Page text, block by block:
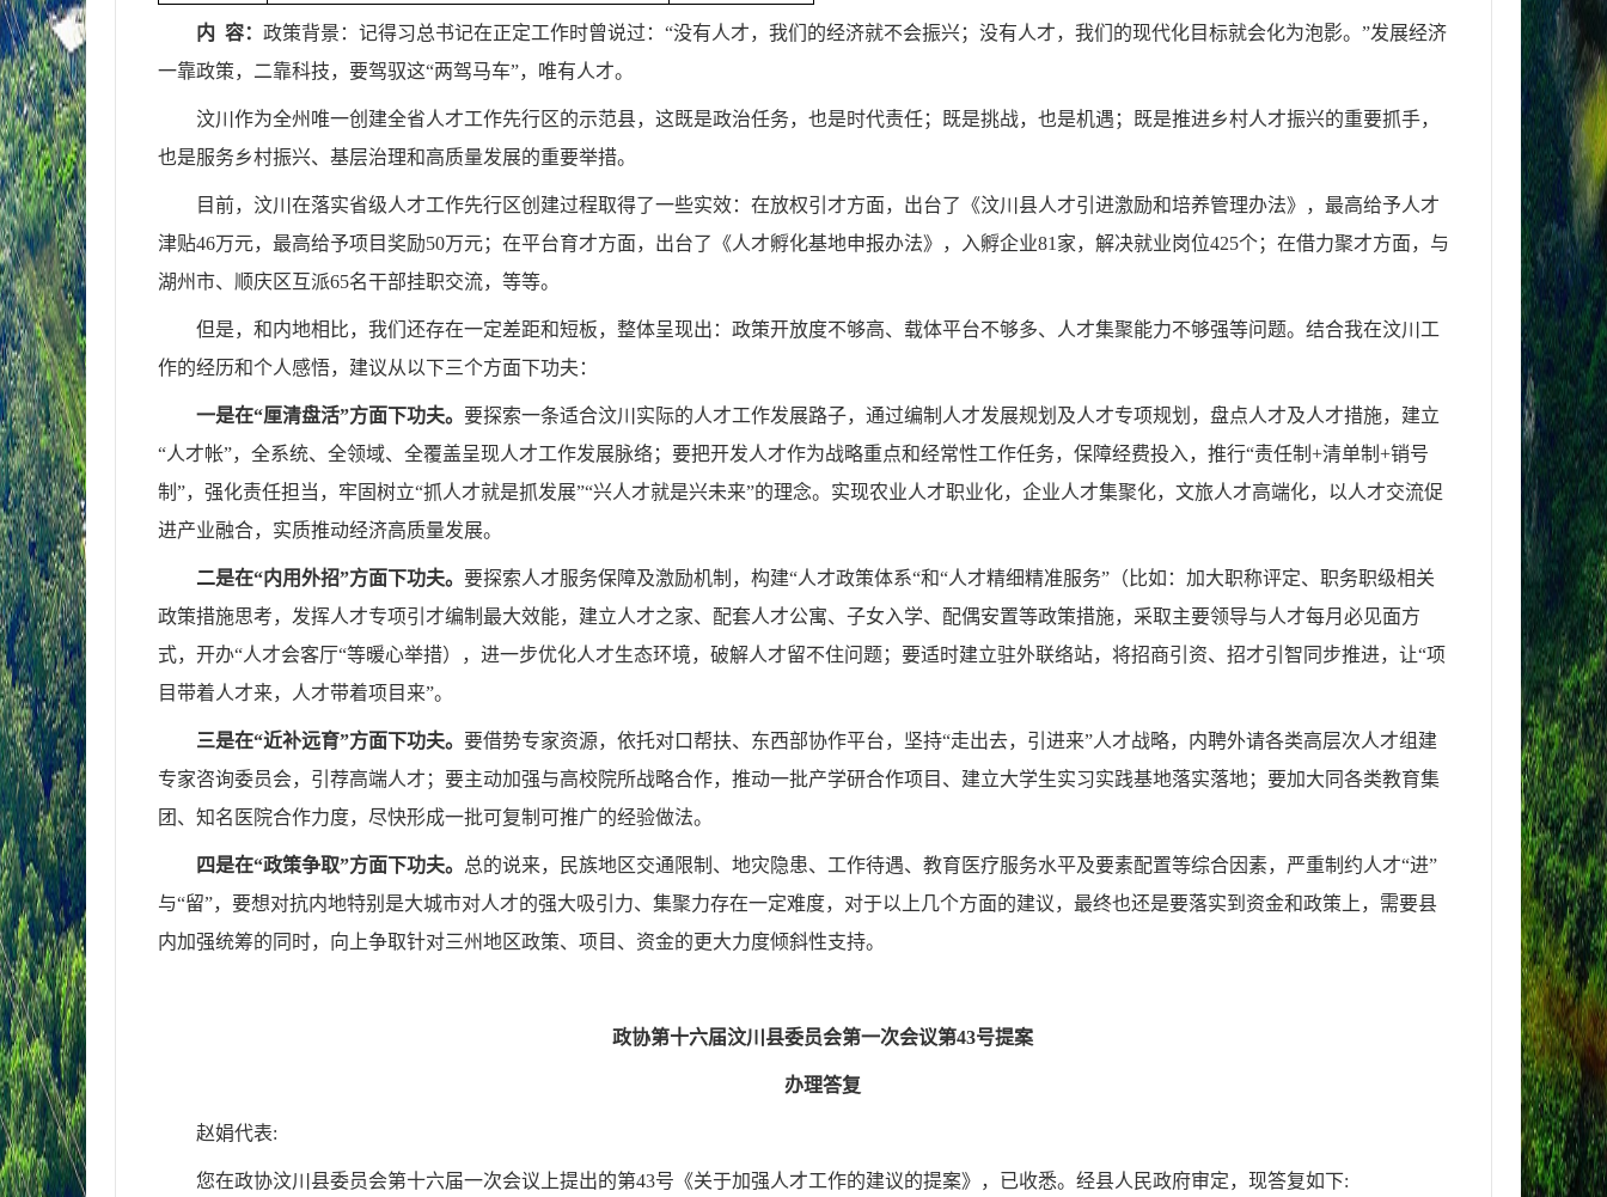
内 容： 政策背景：记得习总书记在正定工作时曾说过：“没有人才，我们的经济就不会振兴；没有人才，我们的现代化目标就会化为泡影。”发展经济
一靠政策，二靠科技，要驾驭这“两驾马车”，唯有人才。
汶川作为全州唯一创建全省人才工作先行区的示范县，这既是政治任务，也是时代责任；既是挑战，也是机遇；既是推进乡村人才振兴的重要抓手，
也是服务乡村振兴、基层治理和高质量发展的重要举措。
目前，汶川在落实省级人才工作先行区创建过程取得了一些实效：在放权引才方面，出台了《汶川县人才引进激励和培养管理办法》，最高给予人才
津贴46万元，最高给予项目奖励50万元；在平台育才方面，出台了《人才孵化基地申报办法》，入孵企业81家，解决就业岗位425个；在借力聚才方面，与
湖州市、顺庆区互派65名干部挂职交流，等等。
但是，和内地相比，我们还存在一定差距和短板，整体呈现出：政策开放度不够高、载体平台不够多、人才集聚能力不够强等问题。结合我在汶川工
作的经历和个人感悟，建议从以下三个方面下功夫：
一是在“厘清盘活”方面下功夫。 要探索一条适合汶川实际的人才工作发展路子，通过编制人才发展规划及人才专项规划，盘点人才及人才措施，建立
“人才帐”，全系统、全领域、全覆盖呈现人才工作发展脉络；要把开发人才作为战略重点和经常性工作任务，保障经费投入，推行“责任制+清单制+销号
制”，强化责任担当，牢固树立“抓人才就是抓发展”“兴人才就是兴未来”的理念。实现农业人才职业化，企业人才集聚化，文旅人才高端化，以人才交流促
进产业融合，实质推动经济高质量发展。
二是在“内用外招”方面下功夫。 要探索人才服务保障及激励机制，构建“人才政策体系“和“人才精细精准服务”（比如：加大职称评定、职务职级相关
政策措施思考，发挥人才专项引才编制最大效能，建立人才之家、配套人才公寓、子女入学、配偶安置等政策措施，采取主要领导与人才每月必见面方
式，开办“人才会客厅“等暖心举措），进一步优化人才生态环境，破解人才留不住问题；要适时建立驻外联络站，将招商引资、招才引智同步推进，让“项
目带着人才来，人才带着项目来”。
三是在“近补远育”方面下功夫。 要借势专家资源，依托对口帮扶、东西部协作平台，坚持“走出去，引进来”人才战略，内聘外请各类高层次人才组建
专家咨询委员会，引荐高端人才；要主动加强与高校院所战略合作，推动一批产学研合作项目、建立大学生实习实践基地落实落地；要加大同各类教育集
团、知名医院合作力度，尽快形成一批可复制可推广的经验做法。
四是在“政策争取”方面下功夫。 总的说来，民族地区交通限制、地灾隐患、工作待遇、教育医疗服务水平及要素配置等综合因素，严重制约人才“进”
与“留”，要想对抗内地特别是大城市对人才的强大吸引力、集聚力存在一定难度，对于以上几个方面的建议，最终也还是要落实到资金和政策上，需要县
内加强统筹的同时，向上争取针对三州地区政策、项目、资金的更大力度倾斜性支持。
政协第十六届汶川县委员会第一次会议第43号提案
办理答复
赵娟代表:
您在政协汶川县委员会第十六届一次会议上提出的第43号《关于加强人才工作的建议的提案》，已收悉。经县人民政府审定，现答复如下: